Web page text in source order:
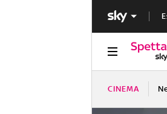
CINEMA